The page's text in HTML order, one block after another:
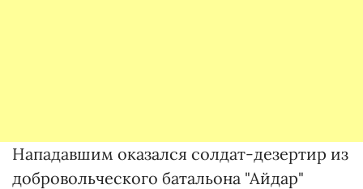
Нападавшим оказался солдат-дезертир из
добровольческого батальона "Айдар"